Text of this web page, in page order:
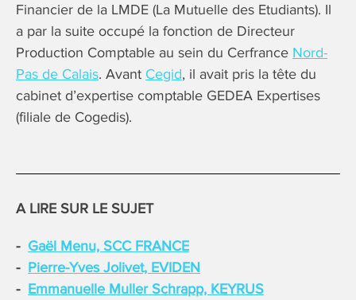
Financier de la LMDE (La Mutuelle des Etudiants). Il
a par la suite occupé la fonction de Directeur
Production Comptable au sein du Cerfrance Nord-
Pas de Calais. Avant Cegid, il avait pris la tête du
cabinet d’expertise comptable GEDEA Expertises
(filiale de Cogedis).
A LIRE SUR LE SUJET
Gaël Menu, SCC FRANCE
Pierre-Yves Jolivet, EVIDEN
Emmanuelle Muller Schrapp, KEYRUS